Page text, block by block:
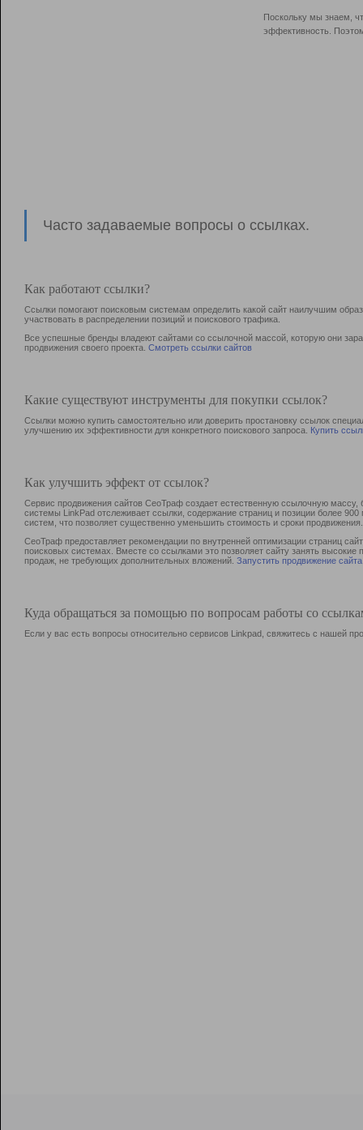
Поскольку мы знаем,
эффективность.
Часто задаваемые вопросы о ссылках.
Как работают ссылки?
Ссылки помогают поисковым системам определить какой сайт наилучшим
участвовать в раcпределении позиций и поискового трафика.
Все успешные бренды владеют сайтами со ссылочной массой, которую они
продвижения своего проекта. Смотреть ссылки сайтов
Какие существуют инструменты для покупки ссылок?
Ссылки можно купить самостоятельно или доверить простановку ссылок
улучшению их эффективности для конкретного поискового запроса. Купить
Как улучшить эффект от ссылок?
Сервис продвижения сайтов СеоТраф создает естественную ссылочную
системы LinkPad отслеживает ссылки, содержание страниц и позиции более
систем, что позволяет существенно уменьшить стоимость и сроки продвижения.
СеоТраф предоставляет рекомендации по внутренней оптимизации страниц
поисковых системах. Вместе со ссылками это позволяет сайту занять
продаж, не требующих дополнительных вложений. Запустить продвижение сайта
Куда обращаться за помощью по вопросам работы со
Если у вас есть вопросы относительно сервисов Linkpad, свяжитесь с нашей